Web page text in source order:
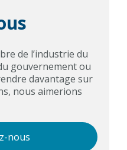
de l’industrie du
gouvernement ou
davantage sur
nous aimerions
nous